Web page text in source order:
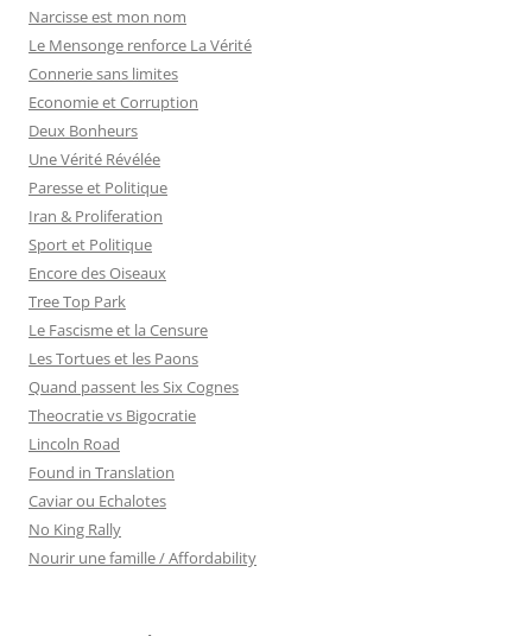
:
Narcisse est mon nom
Le Mensonge renforce La Vérité
Connerie sans limites
Economie et Corruption
Deux Bonheurs
Une Vérité Révélée
Paresse et Politique
Iran & Proliferation
Sport et Politique
Encore des Oiseaux
Tree Top Park
Le Fascisme et la Censure
Les Tortues et les Paons
Quand passent les Six Cognes
Theocratie vs Bigocratie
Lincoln Road
Found in Translation
Caviar ou Echalotes
No King Rally
Nourir une famille / Affordability